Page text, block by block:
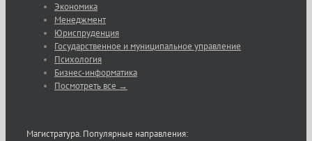
Экономика
Менеджмент
Юриспруденция
Государственное и муниципальное управление
Психология
Бизнес-информатика
Посмотреть все →
Магистратура. Популярные направления: